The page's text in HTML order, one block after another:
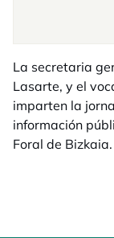
La secretaria
Lasarte, y el
imparten la
información
Foral de Bizkaia.